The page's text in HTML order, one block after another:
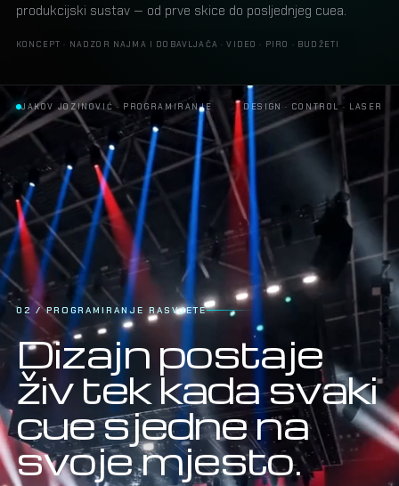
produkcijski sustav — od prve skice do posljednjeg cuea.
KONCEPT · NADZOR NAJMA I DOBAVLJAČA · VIDEO · PIRO · BUDŽETI
JAKOV JOZINOVIĆ · PROGRAMIRANJE DESIGN · CONTROL · LASER
02 / PROGRAMIRANJE RASVJETE
Dizajn postaje
živ tek kada svaki
cue sjedne na
svoje mjesto.